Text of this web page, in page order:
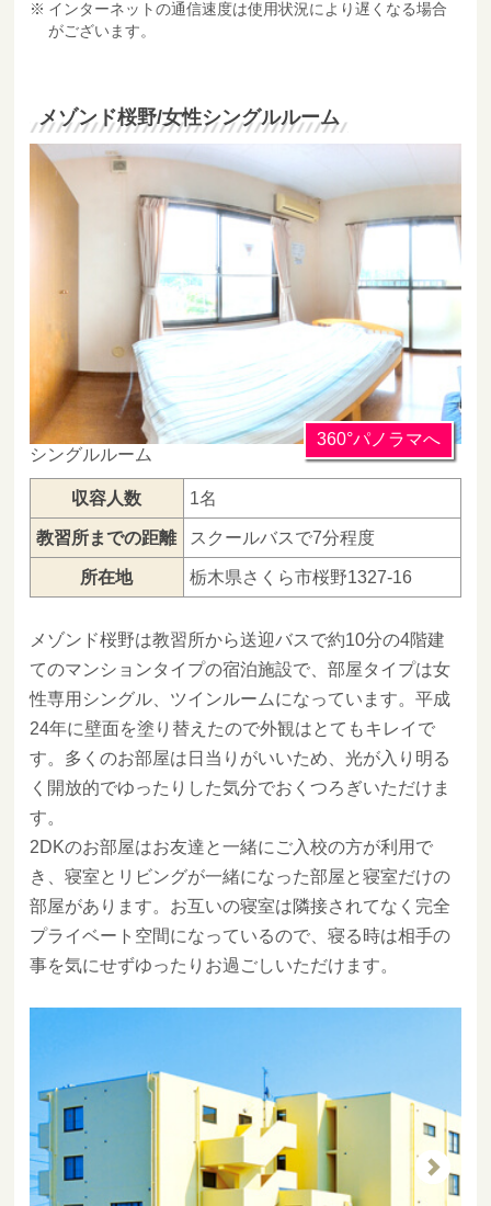
インターネットの通信速度は使用状況により遅くなる場合
がございます。
メゾンド桜野/女性シングルルーム
360°パノラマへ
シングルルーム
収容人数 1名
教習所までの距離 スクールバスで7分程度
所在地 栃木県さくら市桜野1327-16
メゾンド桜野は教習所から送迎バスで約10分の4階建
てのマンションタイプの宿泊施設で、部屋タイプは女
性専用シングル、ツインルームになっています。平成
24年に壁面を塗り替えたので外観はとてもキレイで
す。多くのお部屋は日当りがいいため、光が入り明る
く開放的でゆったりした気分でおくつろぎいただけま
す。
2DKのお部屋はお友達と一緒にご入校の方が利用で
き、寝室とリビングが一緒になった部屋と寝室だけの
部屋があります。お互いの寝室は隣接されてなく完全
プライベート空間になっているので、寝る時は相手の
事を気にせずゆったりお過ごしいただけます。